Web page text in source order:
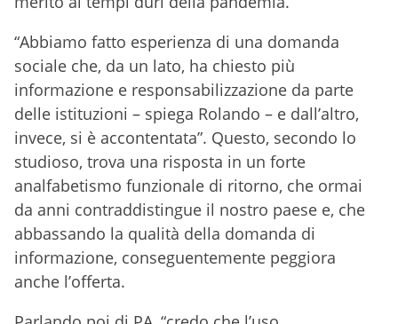
“Abbiamo fatto esperienza di una domanda
sociale che, da un lato, ha chiesto più
informazione e responsabilizzazione da parte
delle istituzioni – spiega Rolando – e dall’altro,
invece, si è accontentata”. Questo, secondo lo
studioso, trova una risposta in un forte
analfabetismo funzionale di ritorno, che ormai
da anni contraddistingue il nostro paese e, che
abbassando la qualità della domanda di
informazione, conseguentemente peggiora
anche l’offerta.